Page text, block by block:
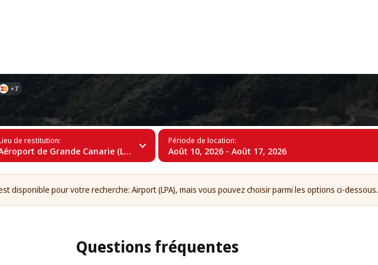
de restitution:
de Grande Canarie (LPA)
Période de location:
Août 10, 2026 - Août 17, 2026
disponible pour votre recherche: Airport (LPA), mais vous pouvez choisir parmi les options ci-dessous.
Questions fréquentes